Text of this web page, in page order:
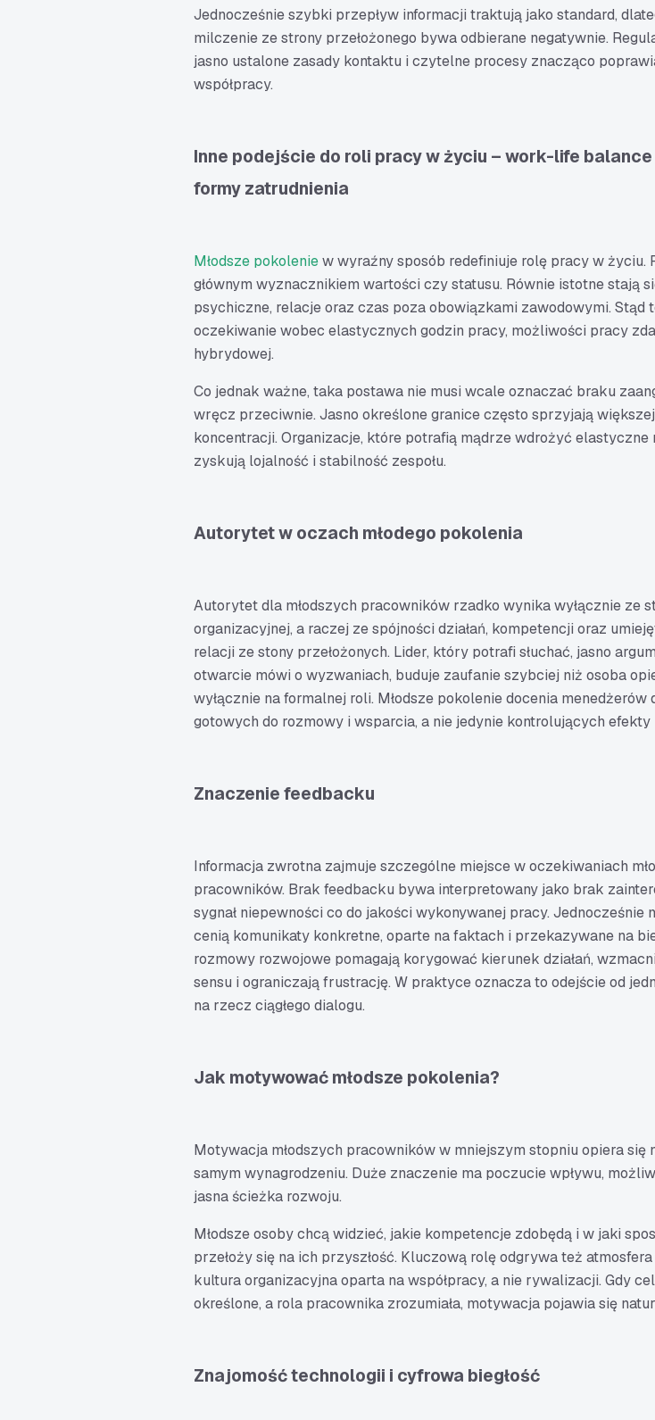
Jednocześnie szybki przepływ informacji traktują jako standard,
milczenie ze strony przełożonego bywa odbierane negatywnie.
jasno ustalone zasady kontaktu i czytelne procesy znacząco
współpracy.
Inne podejście do roli pracy w życiu – work-life
formy zatrudnienia
Młodsze pokoleniew wyraźny sposób redefiniuje rolę pracy w życiu.
głównym wyznacznikiem wartości czy statusu. Równie istotne stają
psychiczne, relacje oraz czas poza obowiązkami zawodowymi. Stąd
oczekiwanie wobec elastycznych godzin pracy, możliwości pracy
hybrydowej.
Co jednak ważne, taka postawa nie musi wcale oznaczać braku
wręcz przeciwnie. Jasno określone granice często sprzyjają
koncentracji. Organizacje, które potrafią mądrze wdrożyć elastyczne
zyskują lojalność i stabilność zespołu.
Autorytet w oczach młodego pokolenia
Autorytet dla młodszych pracowników rzadko wynika wyłącznie ze
organizacyjnej, a raczej ze spójności działań, kompetencji oraz
relacji ze stony przełożonych. Lider, który potrafi słuchać, jasno
otwarcie mówi o wyzwaniach, buduje zaufanie szybciej niż osoba
wyłącznie na formalnej roli. Młodsze pokolenie docenia menedżerów
gotowych do rozmowy i wsparcia, a nie jedynie kontrolujących efekty
Znaczenie feedbacku
Informacja zwrotna zajmuje szczególne miejsce w oczekiwaniach
pracowników. Brak feedbacku bywa interpretowany jako brak
sygnał niepewności co do jakości wykonywanej pracy. Jednocześnie
cenią komunikaty konkretne, oparte na faktach i przekazywane na
rozmowy rozwojowe pomagają korygować kierunek działań,
sensu i ograniczają frustrację. W praktyce oznacza to odejście od
na rzecz ciągłego dialogu.
Jak motywować młodsze pokolenia?
Motywacja młodszych pracowników w mniejszym stopniu opiera się
samym wynagrodzeniu. Duże znaczenie ma poczucie wpływu,
jasna ścieżka rozwoju.
Młodsze osoby chcą widzieć, jakie kompetencje zdobędą i w jaki
przełoży się na ich przyszłość. Kluczową rolę odgrywa też
kultura organizacyjna oparta na współpracy, a nie rywalizacji. Gdy
określone, a rola pracownika zrozumiała, motywacja pojawia się
Znajomość technologii i cyfrowa biegłość